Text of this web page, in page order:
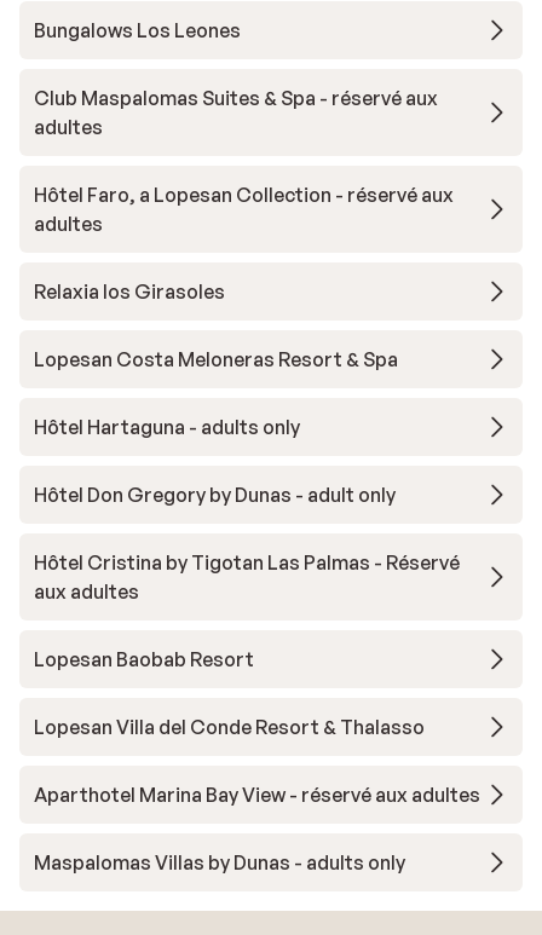
Bungalows Los Leones
Club Maspalomas Suites & Spa - réservé aux
adultes
Hôtel Faro, a Lopesan Collection - réservé aux
adultes
Relaxia los Girasoles
Lopesan Costa Meloneras Resort & Spa
Hôtel Hartaguna - adults only
Hôtel Don Gregory by Dunas - adult only
Hôtel Cristina by Tigotan Las Palmas - Réservé
aux adultes
Lopesan Baobab Resort
Lopesan Villa del Conde Resort & Thalasso
Aparthotel Marina Bay View - réservé aux adultes
Maspalomas Villas by Dunas - adults only